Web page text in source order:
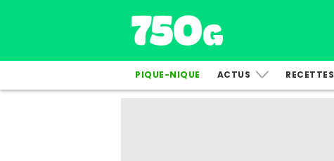
PIQUE-NIQUE ACTUS RECETTES